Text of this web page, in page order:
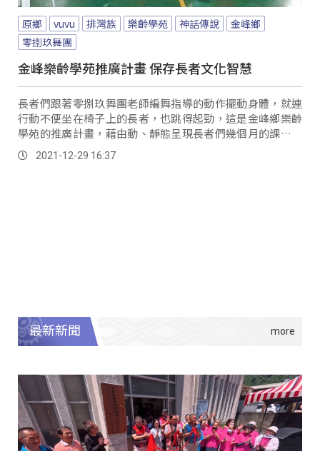
原鄉 vuvu 排灣族 樂齡學苑 神話傳說
金峰鄉
零捌玖舞團
金峰樂齡學苑推廣計畫 保存長者文化智慧
長者們跟著零捌玖舞團老師編舞指導的動作擺動身體，就連
行動不便坐在椅子上的長者，也跳得起勁，這是金峰鄉樂齡
學苑的推廣計畫，藉由動、靜態呈現長者們幾個月的課程成
果，除了展現長者的智慧文化外，從繪畫作品，可...。
2021-12-29 16:37
最新新聞